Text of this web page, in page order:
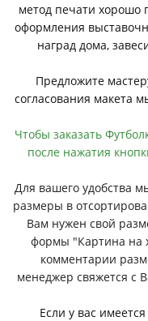
метод печати хорошо
оформления
наград дома,
Предложите
согласования макета
Чтобы заказать
после нажатия
Для вашего удобства
размеры в
Вам нужен свой
формы "Картина на
комментарии
менеджер свяжется с
Если у вас